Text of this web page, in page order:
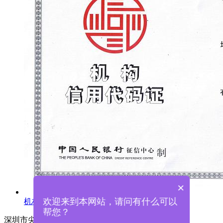
机构信用代码证
深圳市尖锋精密科技有限公司
×
欢迎来到本网站，请问有什么可以
帮您？